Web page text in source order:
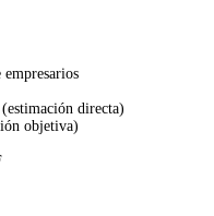
directa)
objetiva)